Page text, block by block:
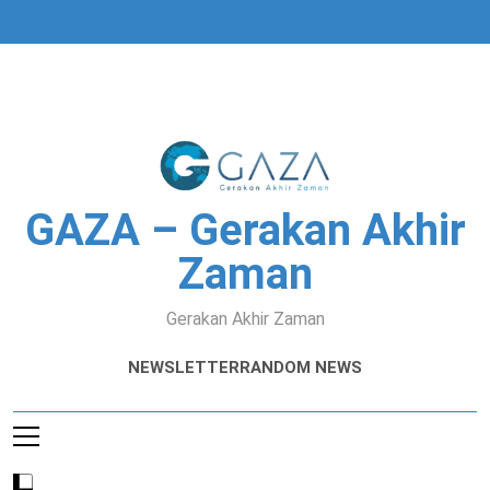
GAZA – Gerakan Akhir
Zaman
Gerakan Akhir Zaman
NEWSLETTERRANDOM NEWS